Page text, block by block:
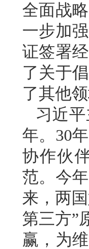
全面战
一步加
证签署
了关于
了其他
习近
年。30
协作伙
范。今
来，两
第三方”
赢，为